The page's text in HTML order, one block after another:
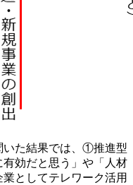
いた結果では、①推進型
効だと思う」や「人材
としてテレワーク活用